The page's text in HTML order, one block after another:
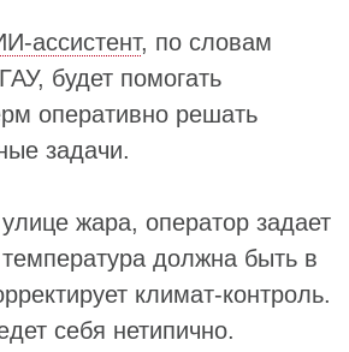
, по словам
будет помогать
оперативно решать
задачи.
жара, оператор задает
должна быть в
климат-контроль.
себя нетипично.